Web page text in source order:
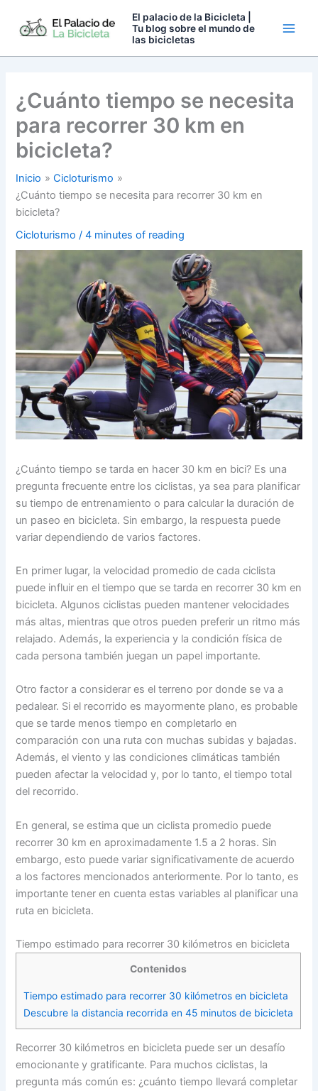
El palacio de la Bicicleta |
Tu blog sobre el mundo de
las bicicletas
¿Cuánto tiempo se necesita
para recorrer 30 km en
bicicleta?
Inicio
Cicloturismo
¿Cuánto tiempo se necesita para recorrer 30 km en
bicicleta?
Cicloturismo /4 minutes of reading
¿Cuánto tiempo se tarda en hacer 30 km en bici? Es una
pregunta frecuente entre los ciclistas, ya sea para planificar
su tiempo de entrenamiento o para calcular la duración de
un paseo en bicicleta. Sin embargo, la respuesta puede
variar dependiendo de varios factores.
En primer lugar, la velocidad promedio de cada ciclista
puede influir en el tiempo que se tarda en recorrer 30 km en
bicicleta. Algunos ciclistas pueden mantener velocidades
más altas, mientras que otros pueden preferir un ritmo más
relajado. Además, la experiencia y la condición física de
cada persona también juegan un papel importante.
Otro factor a considerar es el terreno por donde se va a
pedalear. Si el recorrido es mayormente plano, es probable
que se tarde menos tiempo en completarlo en
comparación con una ruta con muchas subidas y bajadas.
Además, el viento y las condiciones climáticas también
pueden afectar la velocidad y, por lo tanto, el tiempo total
del recorrido.
En general, se estima que un ciclista promedio puede
recorrer 30 km en aproximadamente 1.5 a 2 horas. Sin
embargo, esto puede variar significativamente de acuerdo
a los factores mencionados anteriormente. Por lo tanto, es
importante tener en cuenta estas variables al planificar una
ruta en bicicleta.
Tiempo estimado para recorrer 30 kilómetros en bicicleta
Contenidos
Tiempo estimado para recorrer 30 kilómetros en bicicleta
Descubre la distancia recorrida en 45 minutos de bicicleta
Recorrer 30 kilómetros en bicicleta puede ser un desafío
emocionante y gratificante. Para muchos ciclistas, la
pregunta más común es: ¿cuánto tiempo llevará completar